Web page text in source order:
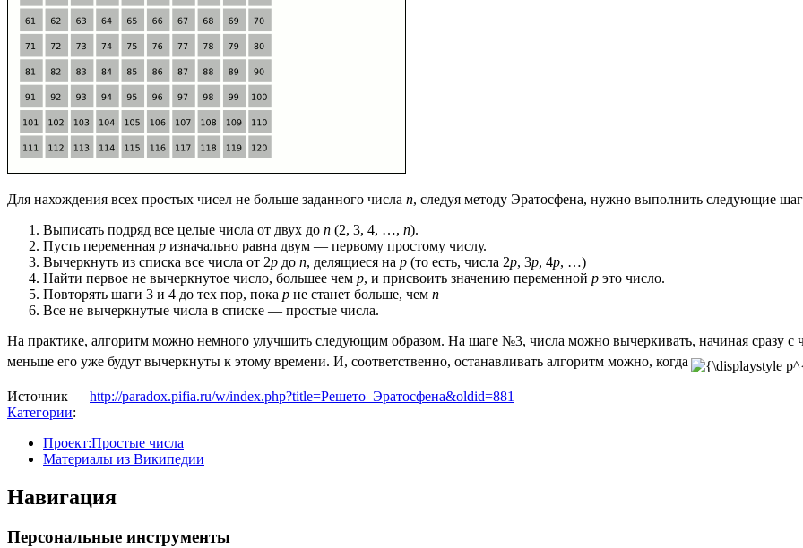
Для нахождения всех простых чисел не больше заданного числа n, следуя методу Эратосфена, нужно выполнить следующие
Выписать подряд все целые числа от двух до n (2, 3, 4, …, n).
Пусть переменная p изначально равна двум — первому простому числу.
Вычеркнуть из списка все числа от 2p до n, делящиеся на p (то есть, числа 2p, 3p, 4p, …)
Найти первое не вычеркнутое число, большее чем p, и присвоить значению переменной p это число.
Повторять шаги 3 и 4 до тех пор, пока p не станет больше, чем n
Все не вычеркнутые числа в списке — простые числа.
На практике, алгоритм можно немного улучшить следующим образом. На шаге №3, числа можно вычеркивать, начиная сразу с
меньше его уже будут вычеркнуты к этому времени. И, соответственно, останавливать алгоритм можно, когда
Источник — http://paradox.pifia.ru/w/index.php?title=Решето_Эратосфена&oldid=881
Категории:
Проект:Простые числа
Материалы из Википедии
Навигация
Персональные инструменты